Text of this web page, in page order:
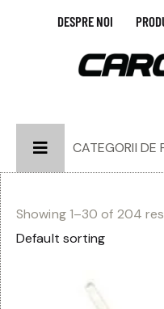
DESPRE NOI
CATEGORII DE
Showing 1–30 of 204